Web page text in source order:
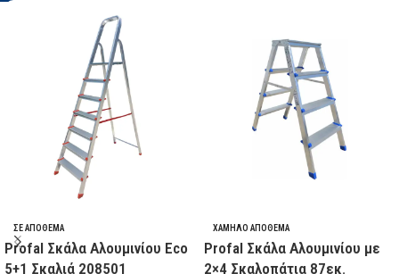
ΣΕ ΑΠΌΘΕΜΑ
Profal Σκάλα Αλουμινίου Eco
5+1 Σκαλιά 208501
ΧΑΜΗΛΌ ΑΠΌΘΕΜΑ
Profal Σκάλα Αλουμινίου με
2×4 Σκαλοπάτια 87εκ.